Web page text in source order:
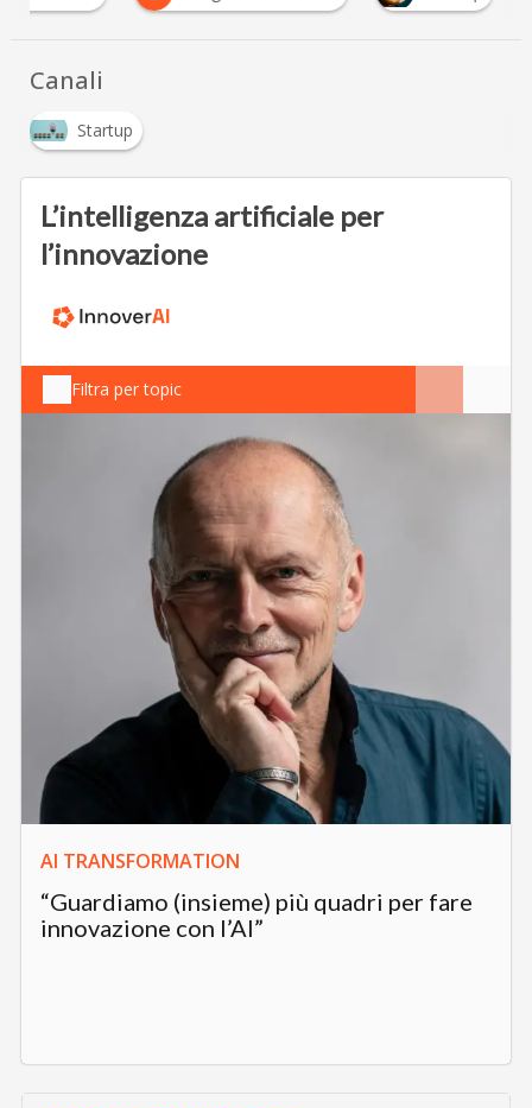
Canali
Startup
L’intelligenza artificiale per
l’innovazione
Filtra per topic
AI TRANSFORMATION
“Guardiamo (insieme) più quadri per fare
innovazione con l’AI”